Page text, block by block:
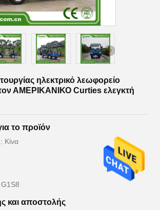
ηλεκτρικό λεωφορείο
ΑΜΕΡΙΚΑΝΙΚΟ Curties ελεγκτή
το προϊόν
Κίνα
και αποστολής